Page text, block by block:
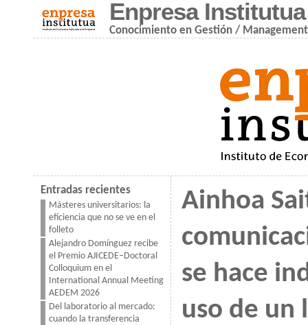
Enpresa Institutua
Conocimiento en Gestión /
Entradas recientes
Másteres universitarios: la
eficiencia que no se ve en el
folleto
Alejandro Domínguez recibe
el Premio AJICEDE–Doctoral
Colloquium en el
International Annual Meeting
AEDEM 2026
Del laboratorio al mercado:
cuando la transferencia
Ainhoa
se hace
uso de un